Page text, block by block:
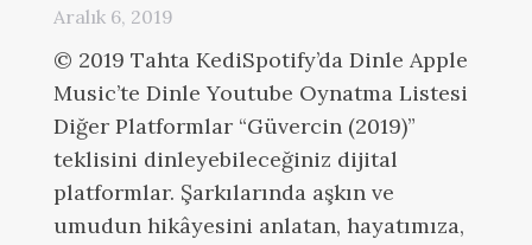
Aralık 6, 2019
© 2019 Tahta KediSpotify’da Dinle Apple
Music’te Dinle Youtube Oynatma Listesi
Diğer Platformlar “Güvercin (2019)”
teklisini dinleyebileceğiniz dijital
platformlar. Şarkılarında aşkın ve
umudun hikâyesini anlatan, hayatımıza,